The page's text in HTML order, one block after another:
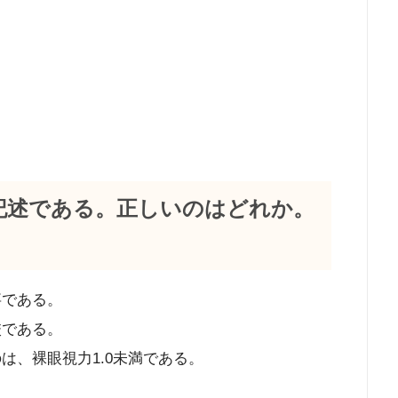
である。正しいのはどれか。
ある。
ある。
、裸眼視力1.0未満である。